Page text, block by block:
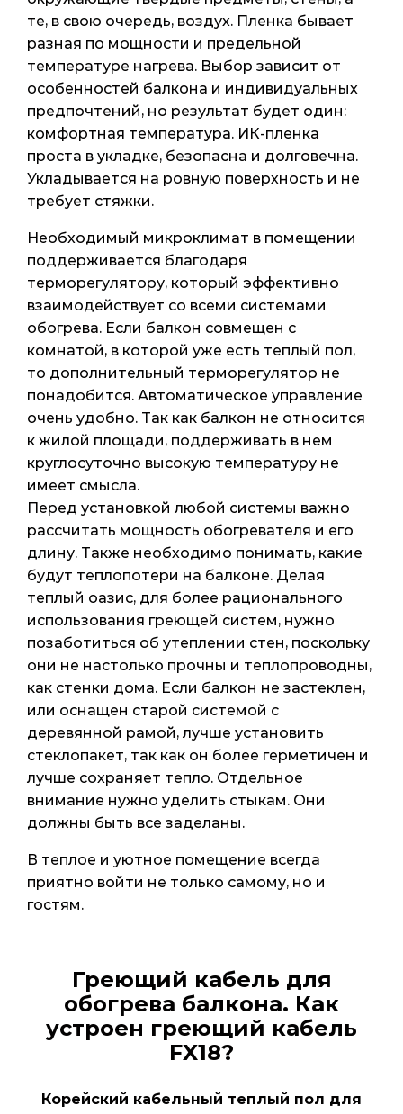
те, в свою очередь, воздух. Пленка бывает
разная по мощности и предельной
температуре нагрева. Выбор зависит от
особенностей балкона и индивидуальных
предпочтений, но результат будет один:
комфортная температура. ИК-пленка
проста в укладке, безопасна и долговечна.
Укладывается на ровную поверхность и не
требует стяжки.
Необходимый микроклимат в помещении
поддерживается благодаря
терморегулятору, который эффективно
взаимодействует со всеми системами
обогрева. Если балкон совмещен с
комнатой, в которой уже есть теплый пол,
то дополнительный терморегулятор не
понадобится. Автоматическое управление
очень удобно. Так как балкон не относится
к жилой площади, поддерживать в нем
круглосуточно высокую температуру не
имеет смысла.
Перед установкой любой системы важно
рассчитать мощность обогревателя и его
длину. Также необходимо понимать, какие
будут теплопотери на балконе. Делая
теплый оазис, для более рационального
использования греющей систем, нужно
позаботиться об утеплении стен, поскольку
они не настолько прочны и теплопроводны,
как стенки дома. Если балкон не застеклен,
или оснащен старой системой с
деревянной рамой, лучше установить
стеклопакет, так как он более герметичен и
лучше сохраняет тепло. Отдельное
внимание нужно уделить стыкам. Они
должны быть все заделаны.
В теплое и уютное помещение всегда
приятно войти не только самому, но и
гостям.
Греющий кабель для
обогрева балкона. Как
устроен греющий кабель
FX18?
Корейский кабельный теплый пол для